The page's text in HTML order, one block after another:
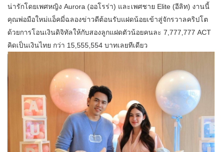
น่ารักโดยเพศหญิง Aurora (ออโรร่า) และเพศชาย Elite (อีลิท) งานนี้
คุณพ่อมือใหม่แอ็คมี่ฉลองข่าวดีต้อนรับแฝดน้อยเข้าสู่จักรวาลคริปโต
ด้วยการโอนเงินดิจิทัลให้กับสองลูกแฝดตัวน้อยคนละ 7,777,777 ACT
คิดเป็นเงินไทย กว่า 15,555,554 บาทเลยทีเดียว